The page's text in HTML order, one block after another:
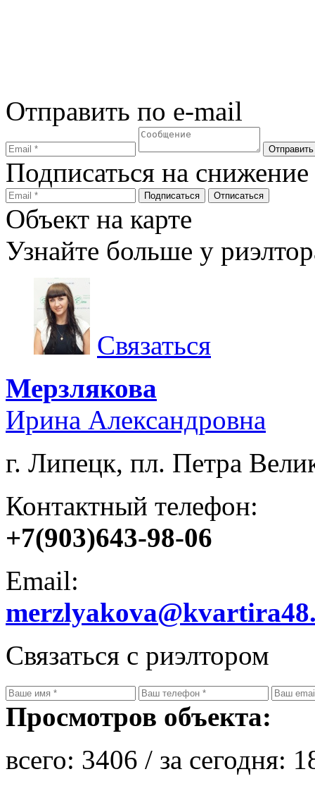
Отправить по e-mail
Подписаться на
Объект на карте
Узнайте больше у
Связаться
Мерзлякова
Ирина Александровна
г. Липецк, пл. Петра
Контактный телефон:
+7(903)643-98-06
Email:
Связаться с риэлтором
Просмотров объекта:
всего: 3406 / за сегодня: